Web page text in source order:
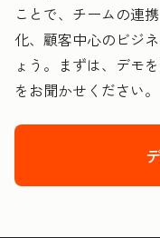
ことで、チームの連
化、顧客中心のビジ
ょう。まずは、デモ
をお聞かせください。